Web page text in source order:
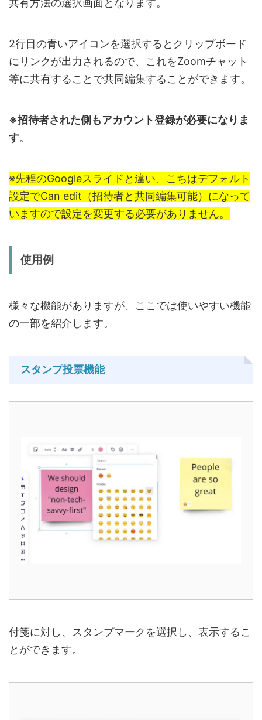
共有方法の選択画面となります。
2行目の青いアイコンを選択するとクリップボード
にリンクが出力されるので、これをZoomチャット
等に共有することで共同編集することができます。
※招待者された側もアカウント登録が必要になりま
す。
※先程のGoogleスライドと違い、こちはデフォルト
設定でCan edit（招待者と共同編集可能）になって
いますので設定を変更する必要がありません。
使用例
様々な機能がありますが、ここでは使いやすい機能
の一部を紹介します。
スタンプ投票機能
付箋に対し、スタンプマークを選択し、表示するこ
とができます。